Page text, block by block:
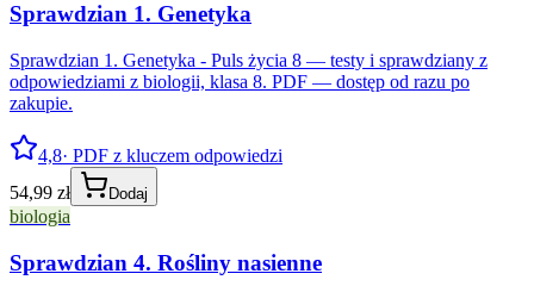
Sprawdzian 1. Genetyka
Sprawdzian 1. Genetyka - Puls życia 8 — testy i sprawdziany z
odpowiedziami z biologii, klasa 8. PDF — dostęp od razu po
zakupie.
4,8· PDF z kluczem odpowiedzi
54,99 zł
Dodaj
biologia
Sprawdzian 4. Rośliny nasienne